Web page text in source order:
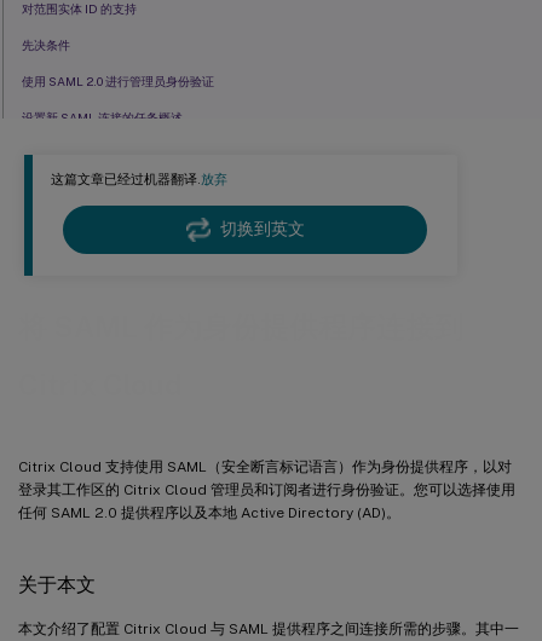
这篇文章已经过机器翻译.放弃
切换到英文
Citrix Cloud 支持使用 SAML（安全断言标记语言）作为身份提供程序，以对
登录其工作区的 Citrix Cloud 管理员和订阅者进行身份验证。您可以选择使用
任何 SAML 2.0 提供程序以及本地 Active Directory (AD)。
关于本文
本文介绍了配置 Citrix Cloud 与 SAML 提供程序之间连接所需的步骤。其中一
对范围实体 ID 的支持
先决条件
使用 SAML 2.0 进行管理员身份验证
设置新 SAML 连接的任务概述
将现有 SAML 连接用于 Citrix Cloud 管理员的任务概述
创建和映射自定义 SAML 属性
配置管理员登录 URL
我应该选择使用哪种 SAML 绑定机制
SAML 注销注意事项
故障排除
更多信息